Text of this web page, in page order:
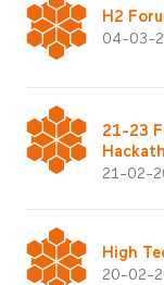
H2
04-03-
21-23
21-02-
High
20-02-